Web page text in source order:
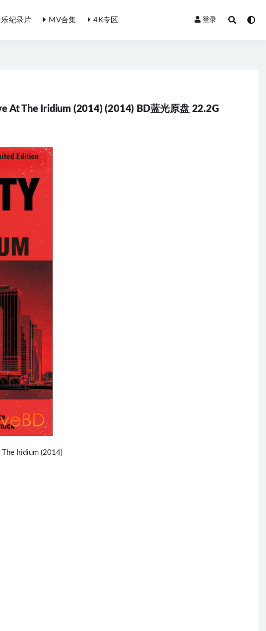
纪录片 MV合集 4K专区 登录
At The Iridium (2014) (2014) BD蓝光原盘 22.2G
The Iridium (2014)